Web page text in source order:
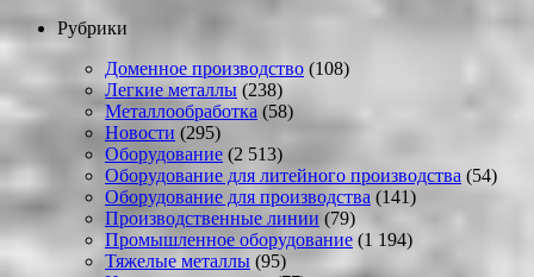
Рубрики
Доменное производство (108)
Легкие металлы (238)
Металлообработка (58)
Новости (295)
Оборудование (2 513)
Оборудование для литейного производства (54)
Оборудование для производства (141)
Производственные линии (79)
Промышленное оборудование (1 194)
Тяжелые металлы (95)